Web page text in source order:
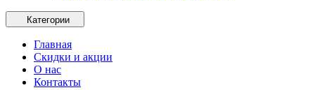
Категории
Главная
Скидки и акции
О нас
Контакты